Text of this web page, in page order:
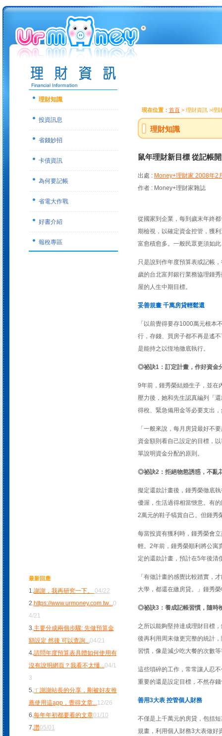
理財知識
投資訊息
省錢妙招
卡債資訊
為何要記帳
省電大作戰
好書介紹
報稅專區
最新回應
1.謝謝，我再研究一下。 04/22
2.https://www.urmoney.com.tw...0
4/21
3.主要分成兩個步驟: 先做預算金
額設定 然後 可以查詢...04/21
4.請問年度預算表具體如何使用有
沒有說明網頁？我看不太懂...04/1
3
5.ㄒ謝謝站長的分享，剛被好友推
薦使用這app，覺得文章...12/26
6.每年年初都要看的文章01/10
7.讚05/01
現在位置： 首頁> 理財資訊 >理
理財知識
鼠年理財新目標 從記帳
出處 : Money+理財家 2008年2
作者 : Money+理財家雜誌
從國家到企業，每到歲末年終
期檢視，以確定資金控管，獲
富愈積愈多。一般民眾更須如
只是說到作年度預算表或記帳
歲的台北富邦銀行業務協理鍾
屋的人生中期目標。
妥善規畫 千萬房貸輕鬆還
「以前覺得要存1000萬元根本
行，存錢、買房子都不再是遙
是能持之以恆地徹底執行。
◎祕訣1：訂定計畫，作好資金
9年前，鍾秀榮結婚生子，並在
壓力後，她和先生認真編列「
得稅、緊急備用金等必要支出
「一般來說，每月房貸最好不
資金額則看自己設定的目標，
單說明資金分配的原則。
◎祕訣2：拒絕物慾誘惑，不亂
擬定還款計畫後，鍾秀榮徹底
優渥，生活過得相當愜意。有
2萬元的鞋子犒賞自己。但鍾秀
每當投資有獲利時，鍾秀榮會
輕。2年前，鍾秀榮順利將公寓
定的還款計畫，預計在5年後清
「有做計畫的感覺比較踏實，
大學，都還在繳房貸。」鍾秀
◎祕訣3：養成記帳習慣，隨時
之所以能夠堅持達成理財目標
後再利用周末做更完整的統計
習慣，像是減少吃大餐的次數等
這些瑣碎的工作，常常讓人忍
重要的還是設定目標，不然存
善用3大表 控管個人財務
不僅是上千萬元的房貸，包括
規畫，利用個人財務3大表做好